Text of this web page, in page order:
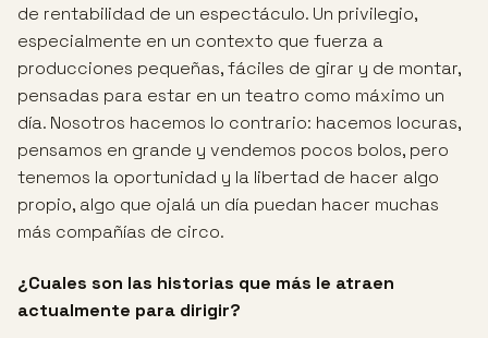
de rentabilidad de un espectáculo. Un privilegio,
especialmente en un contexto que fuerza a
producciones pequeñas, fáciles de girar y de montar,
pensadas para estar en un teatro como máximo un
día. Nosotros hacemos lo contrario: hacemos locuras,
pensamos en grande y vendemos pocos bolos, pero
tenemos la oportunidad y la libertad de hacer algo
propio, algo que ojalá un día puedan hacer muchas
más compañías de circo.
¿Cuales son las historias que más le atraen
actualmente para dirigir?